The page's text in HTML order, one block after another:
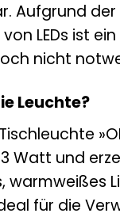
Aufgrund der
LEDs ist
nicht
Leuchte?
Tischleuchte
Watt und
warmweißes
für die